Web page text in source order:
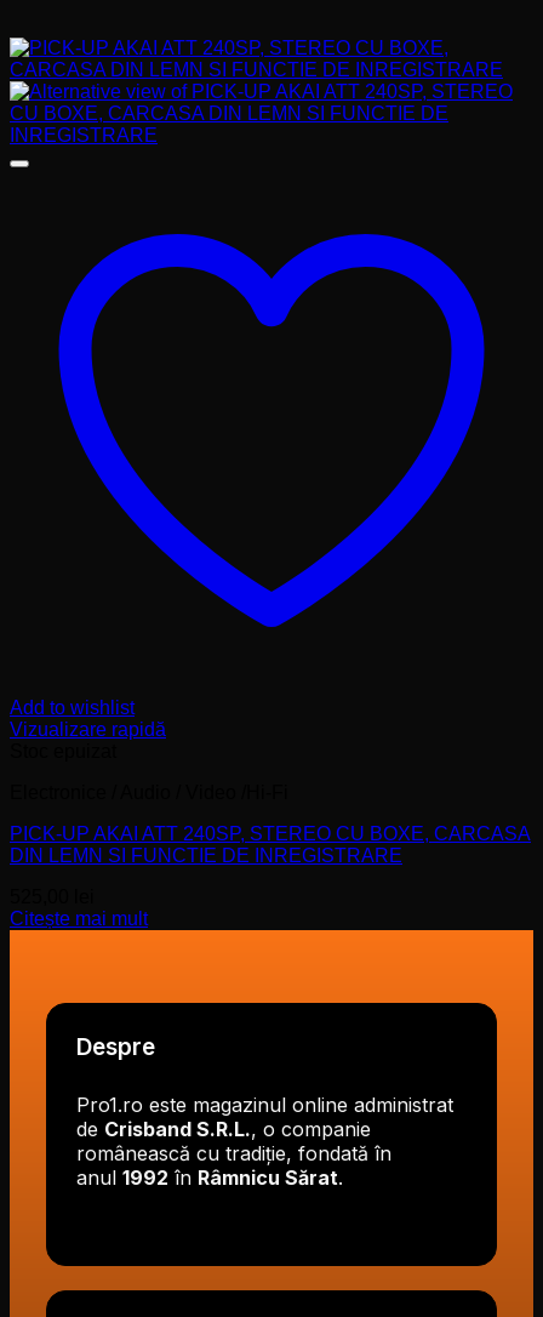
Add to wishlist
Vizualizare rapidă
PICK-UP AKAI ATT 240SP, STEREO CU BOXE, CARCASA
DIN LEMN SI FUNCTIE DE INREGISTRARE
Citește mai mult
Despre
Pro1.ro este magazinul online administrat
de Crisband S.R.L., o companie
românească cu tradiție, fondată în
anul 1992 în Râmnicu Sărat.